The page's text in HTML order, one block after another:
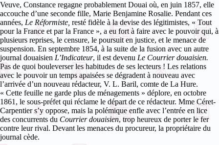
Veuve, Constance regagne probablement Douai où, en juin 1857, elle
accouche d’une seconde fille, Marie Benjamine Rosalie. Pendant ces
années, Le Réformiste, resté fidèle à la devise des légitimistes, « Tout
pour la France et par la France », a eu fort à faire avec le pouvoir qui, à
plusieurs reprises, le censure, le poursuit en justice, et le menace de
suspension. En septembre 1854, à la suite de la fusion avec un autre
journal douaisien L’Indicateur, il est devenu Le Courrier douaisien.
Pas de quoi bouleverser les habitudes de ses lecteurs ! Les relations
avec le pouvoir un temps apaisées se dégradent à nouveau avec
l’arrivée d’un nouveau rédacteur, V. L. Baril, comte de La Hure.
« Cette feuille ne garde plus de ménagements » déplore, en octobre
1861, le sous-préfet qui réclame le départ de ce rédacteur. Mme Céret-
Carpentier s’y oppose, mais la polémique enfle avec l’entrée en lice
des concurrents du Courrier douaisien, trop heureux de porter le fer
contre leur rival. Devant les menaces du procureur, la propriétaire du
journal cède.